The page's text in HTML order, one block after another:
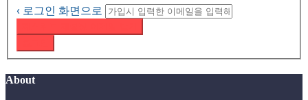
‹ 로그인 화면으로
About